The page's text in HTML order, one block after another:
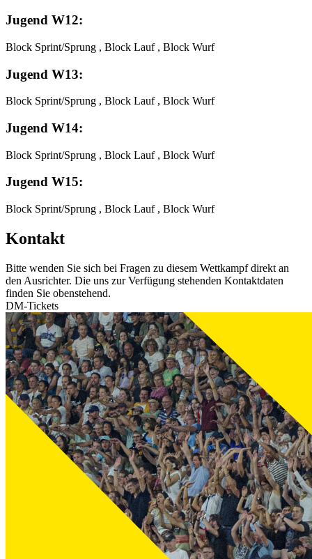
Jugend W12:
Block Sprint/Sprung , Block Lauf , Block Wurf
Jugend W13:
Block Sprint/Sprung , Block Lauf , Block Wurf
Jugend W14:
Block Sprint/Sprung , Block Lauf , Block Wurf
Jugend W15:
Block Sprint/Sprung , Block Lauf , Block Wurf
Kontakt
Bitte wenden Sie sich bei Fragen zu diesem Wettkampf direkt an
den Ausrichter. Die uns zur Verfügung stehenden Kontaktdaten
finden Sie obenstehend.
DM-Tickets